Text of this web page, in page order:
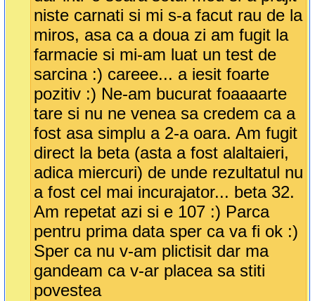
niste carnati si mi s-a facut rau de la
miros, asa ca a doua zi am fugit la
farmacie si mi-am luat un test de
sarcina :) careee... a iesit foarte
pozitiv :) Ne-am bucurat foaaaarte
tare si nu ne venea sa credem ca a
fost asa simplu a 2-a oara. Am fugit
direct la beta (asta a fost alaltaieri,
adica miercuri) de unde rezultatul nu
a fost cel mai incurajator... beta 32.
Am repetat azi si e 107 :) Parca
pentru prima data sper ca va fi ok :)
Sper ca nu v-am plictisit dar ma
gandeam ca v-ar placea sa stiti
povestea